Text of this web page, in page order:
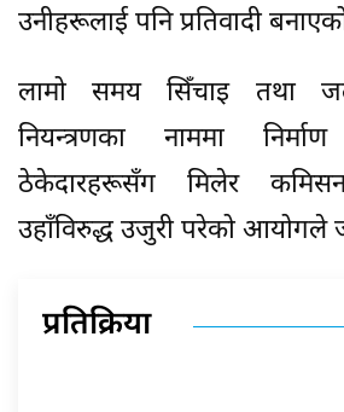
उनीहरूलाई पनि प्रतिवादी
लामो समय सिँचाइ तथा
नियन्त्रणका नाममा
ठेकेदारहरूसँग मिलेर
उहाँविरुद्ध उजुरी परेको आयोगले
प्रतिक्रिया